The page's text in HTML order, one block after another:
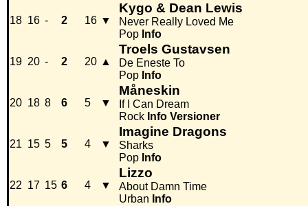
18 16 - 2 16 ▼
Kygo & Dean Lewis
Never Really Loved Me
Pop Info
19 20 - 2 20 ▲
Troels Gustavsen
De Eneste To
Pop Info
20 18 8 6 5 ▼
Måneskin
If I Can Dream
Rock Info Versioner
21 15 5 5 4 ▼
Imagine Dragons
Sharks
Pop Info
22 17 15 6 4 ▼
Lizzo
About Damn Time
Urban Info